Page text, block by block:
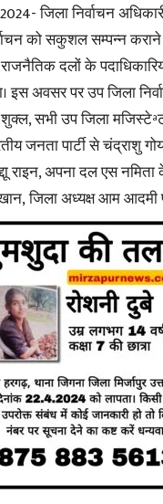
जिला निर्वाचन
को सकुशल सम्पन्न
दलों के
इस अवसर पर उप जिला
शुक्ल, सभी उप जिला
जनता पार्टी से चंद्राशु
राइन, अपना दल एस
जिला अध्यक्ष आम आदमी